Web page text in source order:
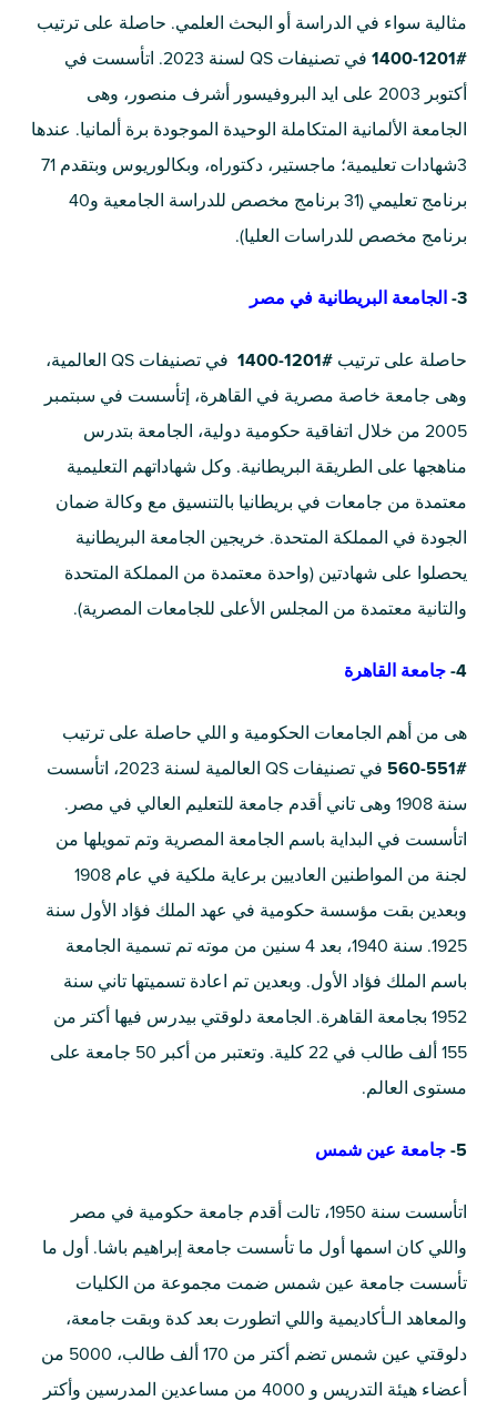
مثالية سواء في الدراسة أو البحث العلمي. حاصلة على ترتيب
#1201-1400
في تصنيفات QS لسنة 2023. اتأسست في
أكتوبر 2003 على ايد البروفيسور أشرف منصور، وهى
الجامعة الألمانية المتكاملة الوحيدة الموجودة برة ألمانيا. عندها
3شهادات تعليمية؛ ماجستير، دكتوراه، وبكالوريوس وبتقدم 71
برنامج تعليمي (31 برنامج مخصص للدراسة الجامعية و40
برنامج مخصص للدراسات العليا).
3- الجامعة البريطانية في مصر
حاصلة على ترتيب #1201-1400
في تصنيفات QS العالمية،
وهى جامعة خاصة مصرية في القاهرة، إتأسست في سبتمبر
2005 من خلال اتفاقية حكومية دولية، الجامعة بتدرس
مناهجها على الطريقة البريطانية. وكل شهاداتهم التعليمية
معتمدة من جامعات في بريطانيا بالتنسيق مع وكالة ضمان
الجودة في المملكة المتحدة. خريجين الجامعة البريطانية
يحصلوا على شهادتين (واحدة معتمدة من المملكة المتحدة
والتانية معتمدة من المجلس الأعلى للجامعات المصرية).
4- جامعة القاهرة
هى من أهم الجامعات الحكومية و اللي حاصلة على ترتيب
#551-560
في تصنيفات QS العالمية لسنة 2023، اتأسست
سنة 1908 وهى تاني أقدم جامعة للتعليم العالي في مصر.
اتأسست في البداية باسم الجامعة المصرية وتم تمويلها من
لجنة من المواطنين العاديين برعاية ملكية في عام 1908
وبعدين بقت مؤسسة حكومية في عهد الملك فؤاد الأول سنة
1925. سنة 1940، بعد 4 سنين من موته تم تسمية الجامعة
باسم الملك فؤاد الأول. وبعدين تم اعادة تسميتها تاني سنة
1952 بجامعة القاهرة. الجامعة دلوقتي بيدرس فيها أكتر من
155 ألف طالب في 22 كلية. وتعتبر من أكبر 50 جامعة على
مستوى العالم.
5- جامعة عين شمس
اتأسست سنة 1950، تالت أقدم جامعة حكومية في مصر
واللي كان اسمها أول ما تأسست جامعة إبراهيم باشا. أول ما
تأسست جامعة عين شمس ضمت مجموعة من الكليات
والمعاهد الـأكاديمية واللي اتطورت بعد كدة وبقت جامعة،
دلوقتي عين شمس تضم أكتر من 170 ألف طالب، 5000 من
أعضاء هيئة التدريس و 4000 من مساعدين المدرسين وأكتر